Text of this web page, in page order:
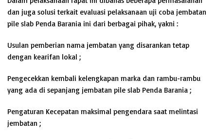
dan juga solusi terkait evaluasi pelaksanaan uji coba jembatan
pile slab Penda Barania ini dari berbagai pihak, yakni :
Usulan pemberian nama jembatan yang disarankan tetap
dengan kearifan lokal ;
Pengecekkan kembali kelengkapan marka dan rambu-rambu
yang ada di sepanjang jembatan pile slab Penda Barania ;
Pengaturan Kecepatan maksimal pengendara saat melintasi
jembatan ;